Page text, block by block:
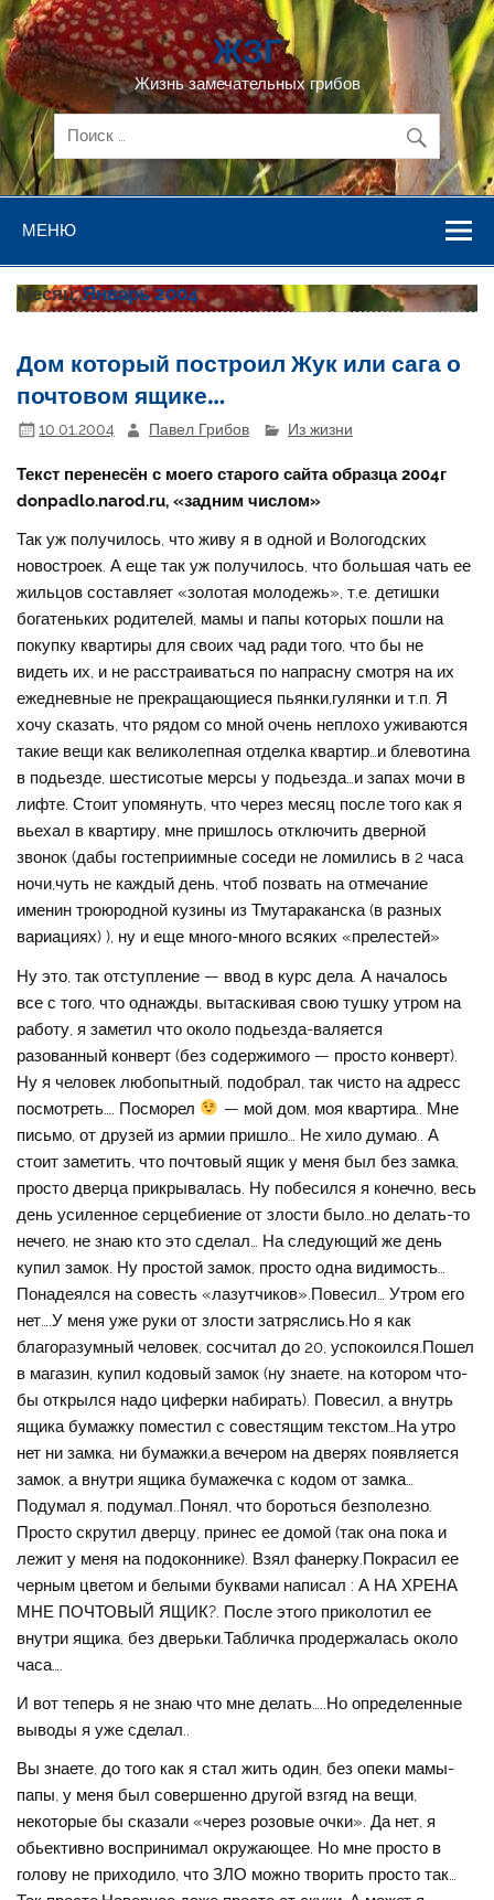
Перейти
к
содержимому
ЖЗГ
Жизнь замечательных грибов
МЕНЮ
Месяц:Январь 2004
Дом который построил Жук или сага о
почтовом ящике…
10.01.2004 Павел Грибов Из жизни
Текст перенесён с моего старого сайта образца 2004г
donpadlo.narod.ru, «задним числом»
Так уж получилось, что живу я в одной и Вологодских
новостроек. А еще так уж получилось, что большая чать ее
жильцов составляет «золотая молодежь», т.е. детишки
богатеньких родителей, мамы и папы которых пошли на
покупку квартиры для своих чад ради того, что бы не
видеть их, и не расстраиваться по напрасну смотря на их
ежедневные не прекращающиеся пьянки,гулянки и т.п. Я
хочу сказать, что рядом со мной очень неплохо уживаются
такие вещи как великолепная отделка квартир…и блевотина
в подьезде, шестисотые мерсы у подьезда…и запах мочи в
лифте. Стоит упомянуть, что через месяц после того как я
вьехал в квартиру, мне пришлось отключить дверной
звонок (дабы гостеприимные соседи не ломились в 2 часа
ночи,чуть не каждый день, чтоб позвать на отмечание
именин троюродной кузины из Тмутараканска (в разных
вариациях) ), ну и еще много-много всяких «прелестей»
Ну это, так отступление — ввод в курс дела. А началось
все с того, что однажды, вытаскивая свою тушку утром на
работу, я заметил что около подьезда-валяется
разованный конверт (без содержимого — просто конверт).
Ну я человек любопытный, подобрал, так чисто на адресс
посмотреть…. Посморел
— мой дом, моя квартира.. Мне
письмо, от друзей из армии пришло… Не хило думаю.. А
стоит заметить, что почтовый ящик у меня был без замка,
просто дверца прикрывалась. Ну побесился я конечно, весь
день усиленное серцебиение от злости было…но делать-то
нечего, не знаю кто это сделал… На следующий же день
купил замок. Ну простой замок, просто одна видимость…
Понадеялся на совесть «лазутчиков».Повесил… Утром его
нет….У меня уже руки от злости затряслись.Но я как
благорaзумный человек, сосчитал до 20, успокоился.Пошел
в магазин, купил кодовый замок (ну знаете, на котором что-
бы открылся надо циферки набирать). Повесил, а внутрь
ящика бумажку поместил с совестящим текстом…На утро
нет ни замка, ни бумажки,а вечером на дверях появляется
замок, а внутри ящика бумажечка с кодом от замка…
Подумал я, подумал..Понял, что бороться безполезно.
Просто скрутил дверцу, принес ее домой (так она пока и
лежит у меня на подоконнике). Взял фанерку.Покрасил ее
черным цветом и белыми буквами написал : А НА ХРЕНА
МНЕ ПОЧТОВЫЙ ЯЩИК?. После этого приколотил ее
внутри ящика, без дверьки.Табличка продержалась около
часа….
И вот теперь я не знаю что мне делать…..Но определенные
выводы я уже сделал..
Вы знаете, до того как я стал жить один, без опеки мамы-
папы, у меня был совершенно другой взгяд на вещи,
некоторые бы сказали «через розовые очки». Да нет, я
обьективно воспринимал окружающее. Но мне просто в
голову не приходило, что ЗЛО можно творить просто так…